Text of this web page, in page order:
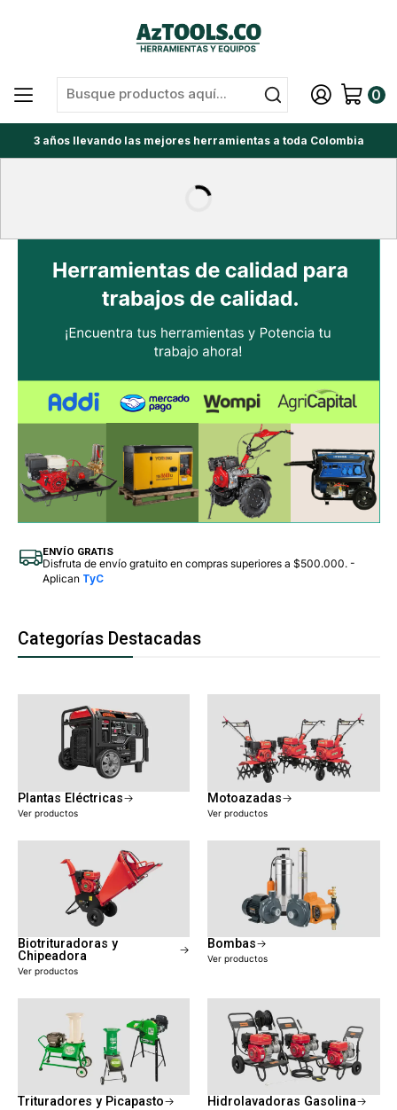
0
3 años llevando las mejores herramientas a toda Colombia
ENVÍO GRATIS
Disfruta de envío gratuito en compras superiores a $500.000. -
Aplican TyC
Categorías Destacadas
Plantas Eléctricas
Ver productos
Motoazadas
Ver productos
Biotrituradoras y
Chipeadora
Ver productos
Bombas
Ver productos
Trituradores y Picapasto Hidrolavadoras Gasolina